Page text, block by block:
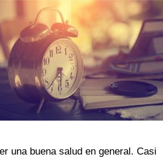
una buena salud en general. Casi